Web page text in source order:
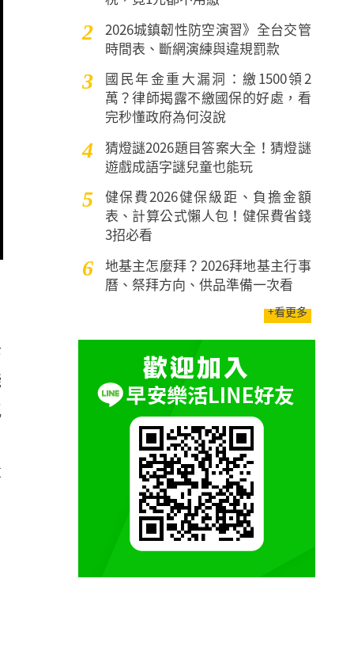
2
2026城鎮韌性防空演習》全台交管
時間表、斷網演練與違規罰款
3
國民年金重大漏洞：繳1500領2
萬？律師揭露不繳國保的好處，看
完秒懂政府為何沒說
4
猜燈謎2026題目答案大全！猜燈謎
遊戲成語字謎兒童也能玩
5
健保費2026健保級距、負擔金額
表、計算公式懶人包！健保費省錢
3招必看
6
地基主怎麼拜？2026拜地基主行事
曆、祭拜方向、供品準備一次看
+看更多